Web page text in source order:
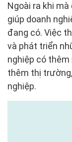
Ngoài ra khi
giúp doanh
đang có. Việc
và phát triển
nghiệp có thêm
thêm thị
nghiệp.